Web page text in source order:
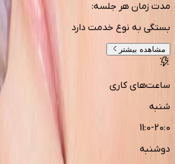
مدت زمان هر جلسه:
بستگی به نوع خدمت دارد
مشاهده بیشتر
ساعت‌های کاری
شنبه
11:0-20:0
دوشنبه